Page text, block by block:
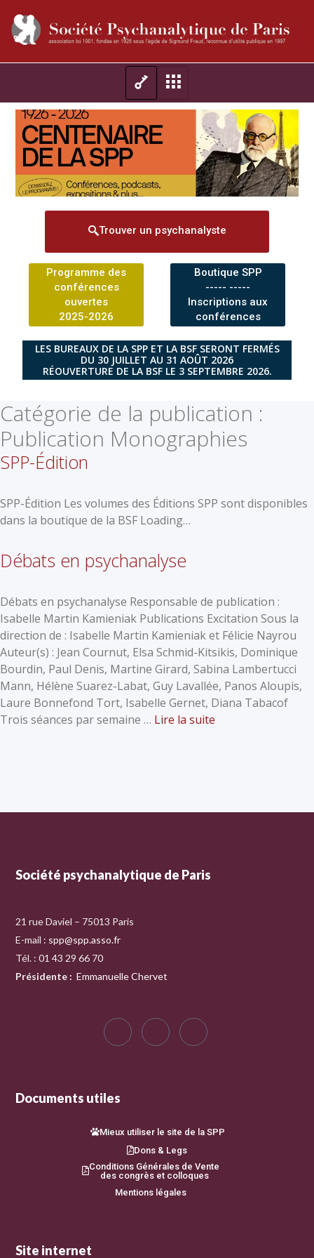
Trouver un psychanalyste
Programme des
conférences
ouvertes
2025-2026
Boutique SPP
----- -----
Inscriptions aux
conférences
LES BUREAUX DE LA SPP ET LA BSF SERONT FERMÉS
DU 30 JUILLET AU 31 AOÛT 2026
RÉOUVERTURE DE LA BSF LE 3 SEPTEMBRE 2026.
Catégorie de la publication :
Publication Monographies
SPP-Édition
SPP-Édition Les volumes des Éditions SPP sont disponibles
dans la boutique de la BSF Loading…
Débats en psychanalyse
Débats en psychanalyse Responsable de publication :
Isabelle Martin Kamieniak Publications Excitation Sous la
direction de : Isabelle Martin Kamieniak et Félicie Nayrou
Auteur(s) : Jean Cournut, Elsa Schmid-Kitsikis, Dominique
Bourdin, Paul Denis, Martine Girard, Sabina Lambertucci
Mann, Hélène Suarez-Labat, Guy Lavallée, Panos Aloupis,
Laure Bonnefond Tort, Isabelle Gernet, Diana Tabacof
Trois séances par semaine … Lire la suite
Société psychanalytique de Paris
21 rue Daviel – 75013 Paris
E-mail : spp@spp.asso.fr
Tél. : 01 43 29 66 70
Présidente : Emmanuelle Chervet
Documents utiles
Mieux utiliser le site de la SPP
Dons & Legs
Conditions Générales de Vente
des congrès et colloques
Mentions légales
Site internet